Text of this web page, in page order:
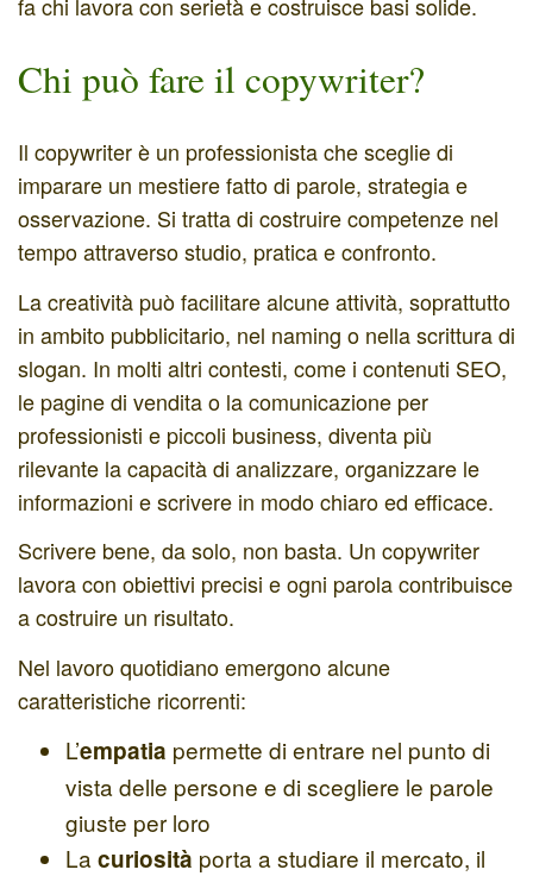
Chi può fare il copywriter?
Il copywriter è un professionista che sceglie di
imparare un mestiere fatto di parole, strategia e
osservazione. Si tratta di costruire competenze nel
tempo attraverso studio, pratica e confronto.
La creatività può facilitare alcune attività, soprattutto
in ambito pubblicitario, nel naming o nella scrittura di
slogan. In molti altri contesti, come i contenuti SEO,
le pagine di vendita o la comunicazione per
professionisti e piccoli business, diventa più
rilevante la capacità di analizzare, organizzare le
informazioni e scrivere in modo chiaro ed efficace.
Scrivere bene, da solo, non basta. Un copywriter
lavora con obiettivi precisi e ogni parola contribuisce
a costruire un risultato.
Nel lavoro quotidiano emergono alcune
caratteristiche ricorrenti:
L’empatia permette di entrare nel punto di
vista delle persone e di scegliere le parole
giuste per loro
La curiosità porta a studiare il mercato, il